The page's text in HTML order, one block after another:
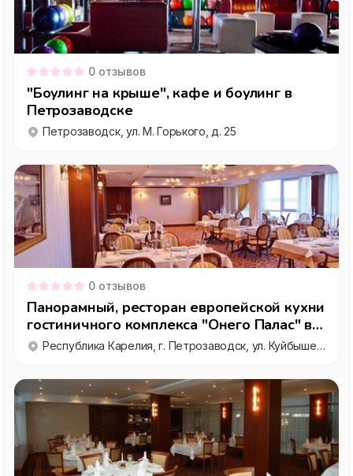
0 отзывов
"Боулинг на крыше", кафе и боулинг в
Петрозаводске
Петрозаводск, ул. М. Горького, д. 25
0 отзывов
Панорамный, ресторан европейской кухни
гостиничного комплекса "Онего Палас" в
Петрозаводске
Республика Карелия, г. Петрозаводск, ул. Куйбышева, д. 26